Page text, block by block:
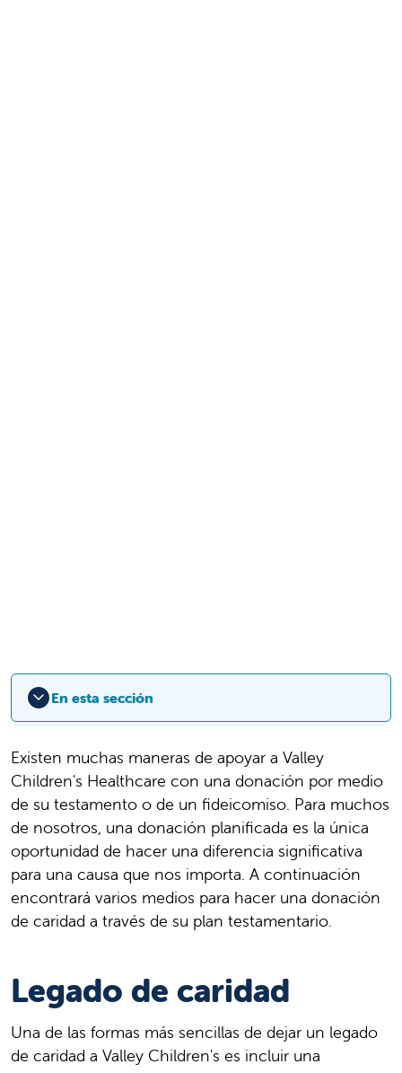
En esta sección
Existen muchas maneras de apoyar a Valley
Children's Healthcare con una donación por medio
de su testamento o de un fideicomiso. Para muchos
de nosotros, una donación planificada es la única
oportunidad de hacer una diferencia significativa
para una causa que nos importa. A continuación
encontrará varios medios para hacer una donación
de caridad a través de su plan testamentario.
Legado de caridad
Una de las formas más sencillas de dejar un legado
de caridad a Valley Children's es incluir una